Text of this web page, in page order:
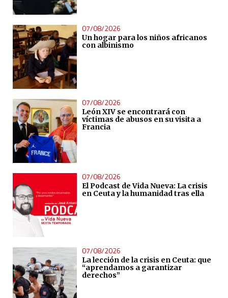
07/08/2026
Un hogar para los niños africanos
con albinismo
07/08/2026
León XIV se encontrará con
víctimas de abusos en su visita a
Francia
07/08/2026
El Podcast de Vida Nueva: La crisis
en Ceuta y la humanidad tras ella
07/08/2026
La lección de la crisis en Ceuta: que
“aprendamos a garantizar
derechos”